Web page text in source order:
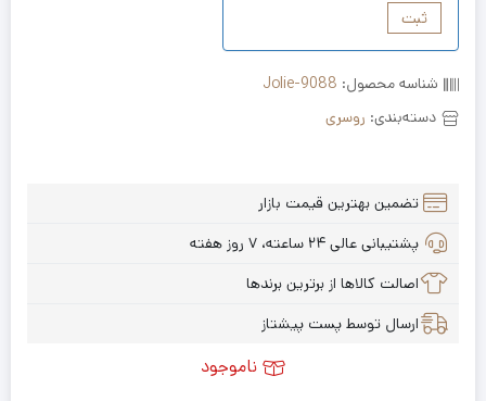
ثبت
شناسه محصول: Jolie-9088
دسته‌بندی: روسری
تضمین بهترین قیمت بازار
پشتیبانی عالی ۲۴ ساعته، ۷ روز هفته
اصالت کالاها از برترین برندها
ارسال توسط پست پیشتاز
ناموجود